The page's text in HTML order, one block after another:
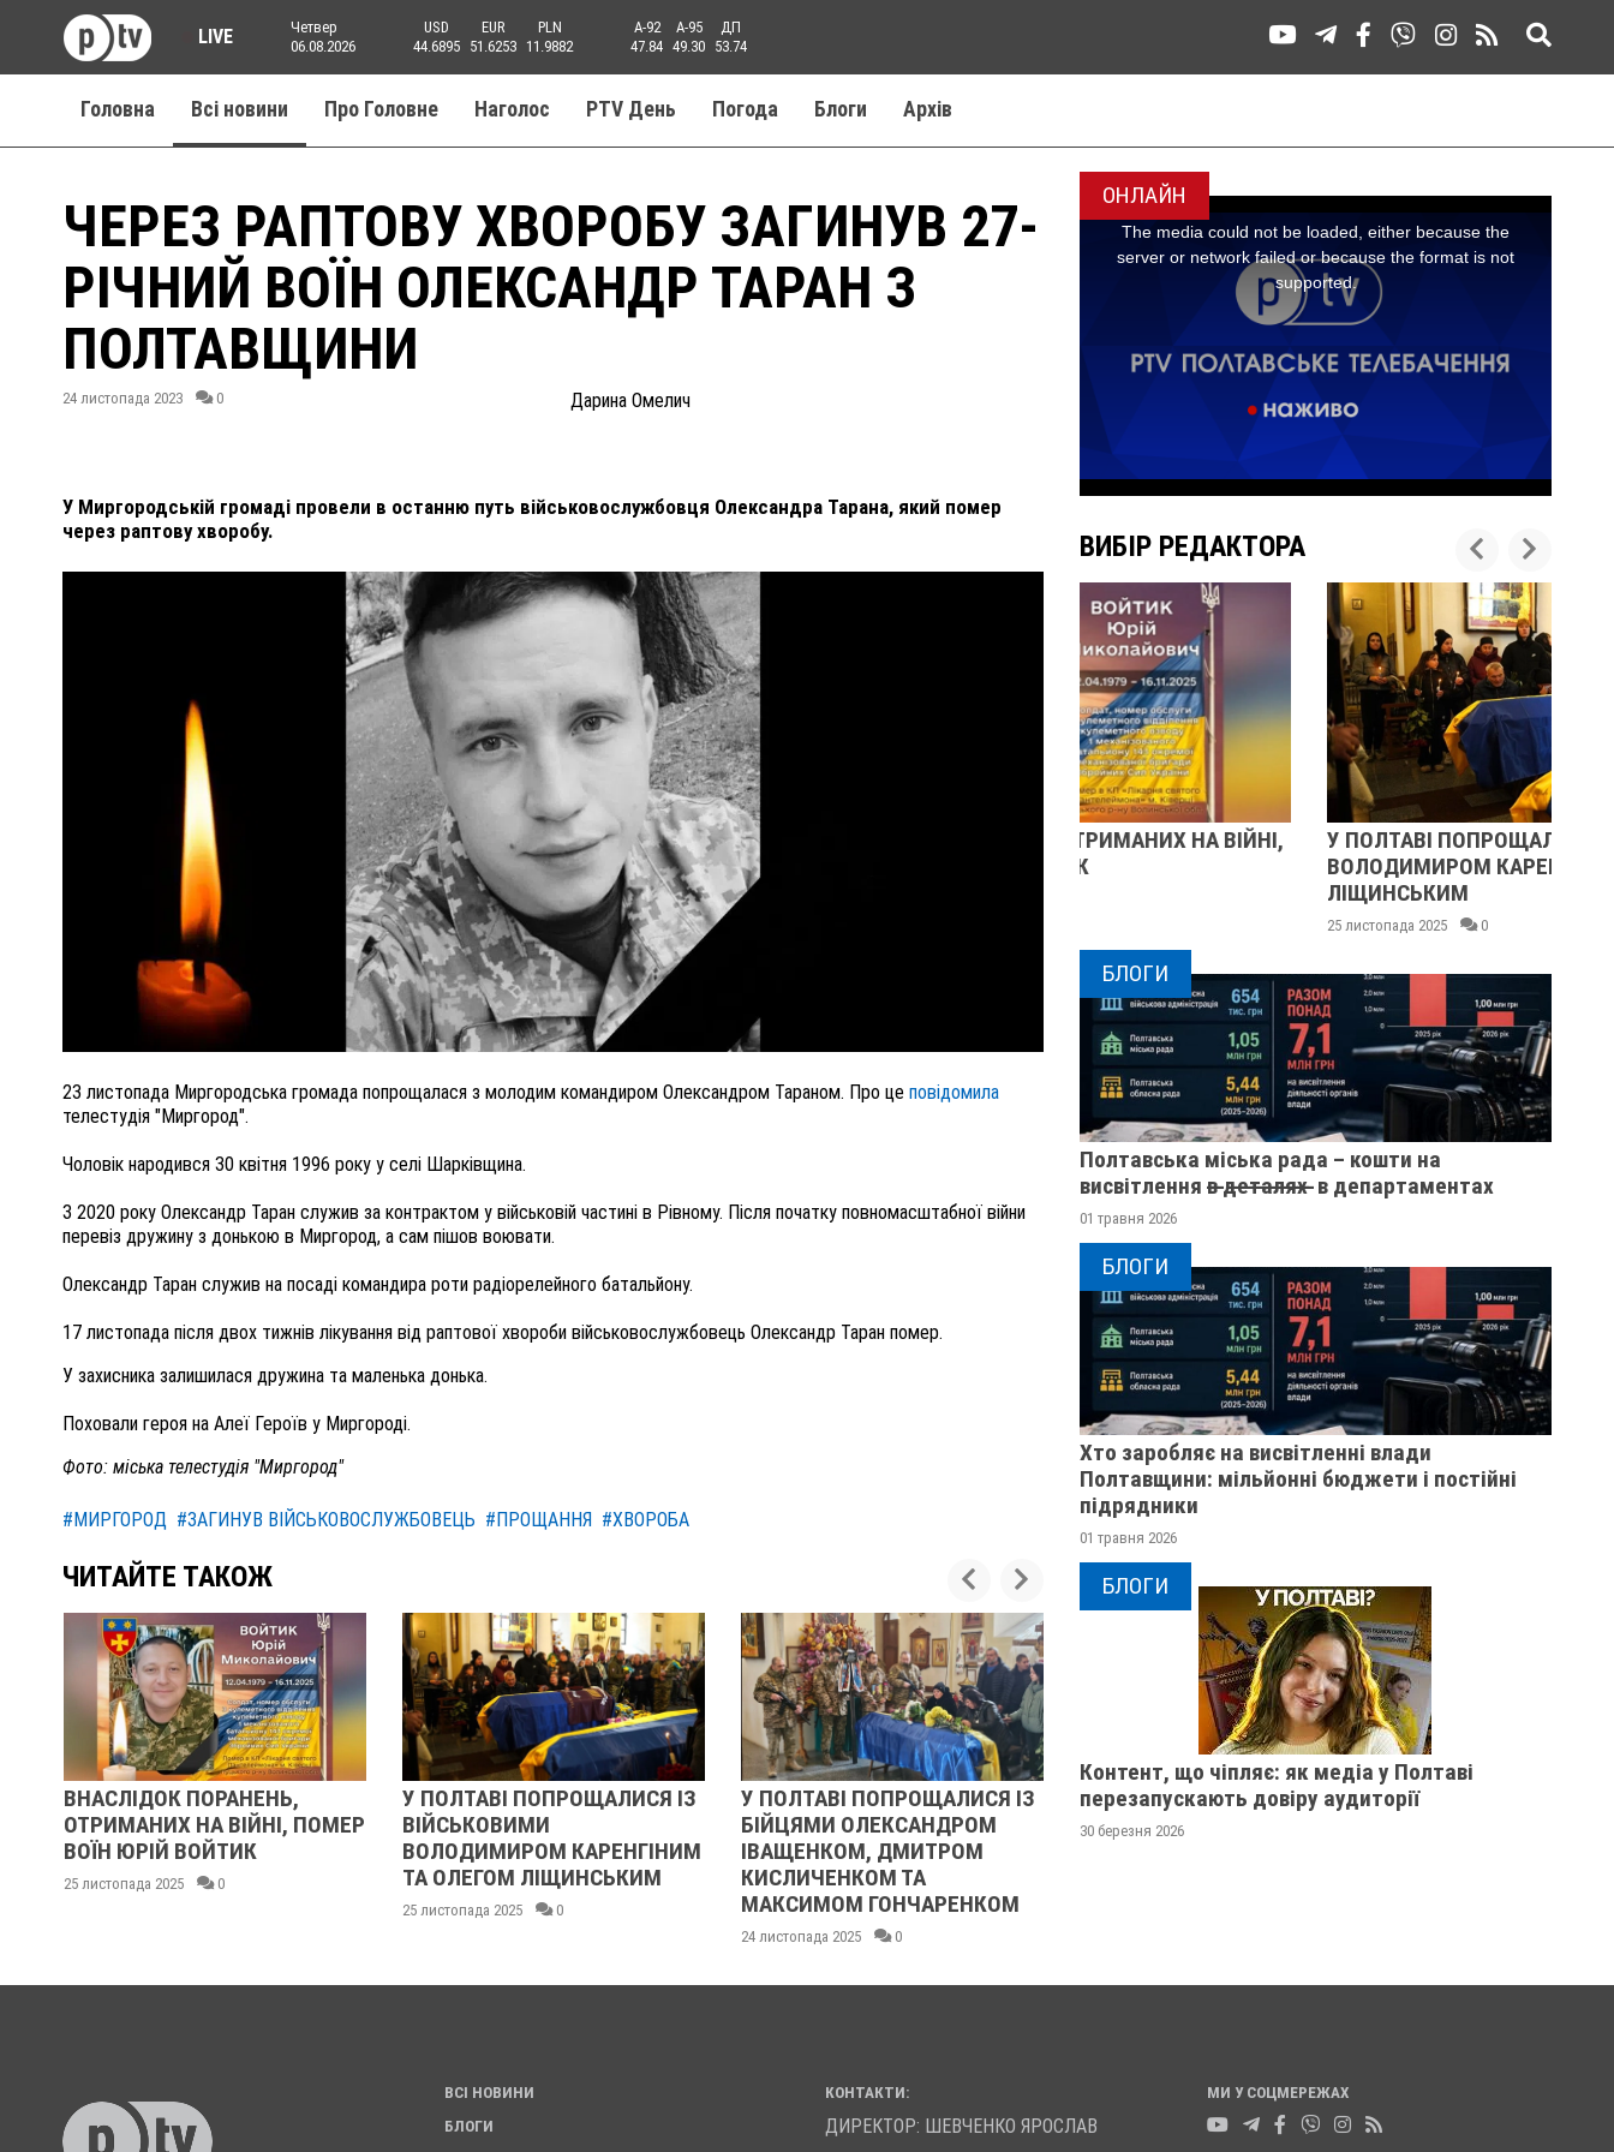
LIVE
Четвер
06.08.2026
USD
44.6895
EUR
51.6253
PLN
11.9882
A-92
47.84
A-95
49.30
ДП
53.74
Головна Всі новини Про Головне Наголос PTV День Погода Блоги Aрхів
ЧЕРЕЗ РАПТОВУ ХВОРОБУ ЗАГИНУВ 27-
РІЧНИЙ ВОЇН ОЛЕКСАНДР ТАРАН З
ПОЛТАВЩИНИ
24 листопада 2023 0 Дарина Омелич
У Миргородській громаді провели в останню путь військовослужбовця Олександра Тарана, який помер
через раптову хворобу.
23 листопада Миргородська громада попрощалася з молодим командиром Олександром Тараном. Про це повідомила
телестудія "Миргород".
Чоловік народився 30 квітня 1996 року у селі Шарківщина.
З 2020 року Олександр Таран служив за контрактом у військовій частині в Рівному. Після початку повномасштабної війни
перевіз дружину з донькою в Миргород, а сам пішов воювати.
Олександр Таран служив на посаді командира роти радіорелейного батальйону.
17 листопада після двох тижнів лікування від раптової хвороби військовослужбовець Олександр Таран помер.
У захисника залишилася дружина та маленька донька.
Поховали героя на Алеї Героїв у Миргороді.
Фото: міська телестудія "Миргород"
#МИРГОРОД #ЗАГИНУВ ВІЙСЬКОВОСЛУЖБОВЕЦЬ #ПРОЩАННЯ #ХВОРОБА
ЧИТАЙТЕ ТАКОЖ
ВНАСЛІДОК ПОРАНЕНЬ,
ОТРИМАНИХ НА ВІЙНІ, ПОМЕР
ВОЇН ЮРІЙ ВОЙТИК
25 листопада 2025 0
У ПОЛТАВІ ПОПРОЩАЛИСЯ ІЗ
ВІЙСЬКОВИМИ
ВОЛОДИМИРОМ КАРЕНГІНИМ
ТА ОЛЕГОМ ЛІЩИНСЬКИМ
25 листопада 2025 0
У ПОЛТАВІ ПОПРОЩАЛИСЯ ІЗ
БІЙЦЯМИ ОЛЕКСАНДРОМ
ІВАЩЕНКОМ, ДМИТРОМ
КИСЛИЧЕНКОМ ТА
МАКСИМОМ ГОНЧАРЕНКОМ
24 листопада 2025 0
ПОЛТАВСЬКА ГРОМАДА
ПРОВЕЛА В ОСТАННЮ ПУТЬ
НА ХАРКІВСЬКОМУ
ОНЛАЙН
ВИБІР РЕДАКТОРА
ПОЛІЦІЯ ПОЛТАВЩИНИ РОЗШУКУЄ 62-РІЧНУ
ЛЮДМИЛУ ТИМЧЕНКО
ВНАСЛІДОК ПОРАНЕНЬ, ОТРИМАНИХ НА ВІЙНІ,
ПОМЕР ВОЇН ЮРІЙ ВОЙТИК
25 листопада 2025 0
У ПОЛТАВІ ПОПРОЩАЛИСЯ ІЗ ВІЙСЬКОВИМИ
ВОЛОДИМИРОМ КАРЕНГІНИМ ТА ОЛЕГОМ
БЛОГИ
Полтавська міська рада – кошти на
висвітлення в̶ ̶д̶е̶т̶а̶л̶я̶х̶ ̶ в департаментах
01 травня 2026
БЛОГИ
Хто заробляє на висвітленні влади
Полтавщини: мільйонні бюджети і постійні
підрядники
01 травня 2026
БЛОГИ
Контент, що чіпляє: як медіа у Полтаві
перезапускають довіру аудиторії
30 березня 2026
ВСІ НОВИНИ
БЛОГИ
КОНТАКТИ:
ДИРЕКТОР: ШЕВЧЕНКО ЯРОСЛАВ
МИ У СОЦМЕРЕЖАХ